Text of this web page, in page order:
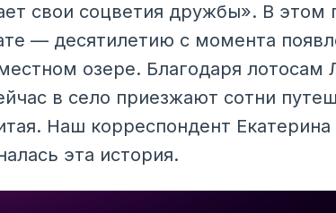
свои соцветия дружбы». В этом
— десятилетию с момента
озере. Благодаря лотосам
в село приезжают сотни
Наш корреспондент Екатерина
эта история.